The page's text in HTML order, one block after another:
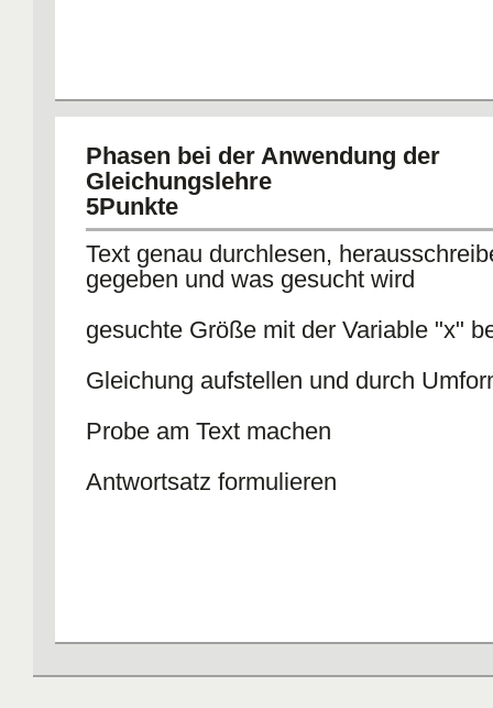
Phasen bei der Anwendung der
Gleichungslehre
5Punkte
Text genau durchlesen,
gegeben und was gesucht wird
gesuchte Größe mit der Variable "x"
Gleichung aufstellen und durch
Probe am Text machen
Antwortsatz formulieren